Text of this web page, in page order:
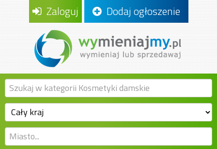
Zaloguj Dodaj ogłoszenie